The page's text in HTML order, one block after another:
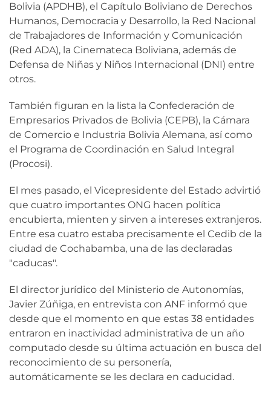
Bolivia (APDHB), el Capítulo Boliviano de Derechos
Humanos, Democracia y Desarrollo, la Red Nacional
de Trabajadores de Información y Comunicación
(Red ADA), la Cinemateca Boliviana, además de
Defensa de Niñas y Niños Internacional (DNI) entre
otros.
También figuran en la lista la Confederación de
Empresarios Privados de Bolivia (CEPB), la Cámara
de Comercio e Industria Bolivia Alemana, así como
el Programa de Coordinación en Salud Integral
(Procosi).
El mes pasado, el Vicepresidente del Estado advirtió
que cuatro importantes ONG hacen política
encubierta, mienten y sirven a intereses extranjeros.
Entre esa cuatro estaba precisamente el Cedib de la
ciudad de Cochabamba, una de las declaradas
"caducas".
El director jurídico del Ministerio de Autonomías,
Javier Zúñiga, en entrevista con ANF informó que
desde que el momento en que estas 38 entidades
entraron en inactividad administrativa de un año
computado desde su última actuación en busca del
reconocimiento de su personería,
automáticamente se les declara en caducidad.